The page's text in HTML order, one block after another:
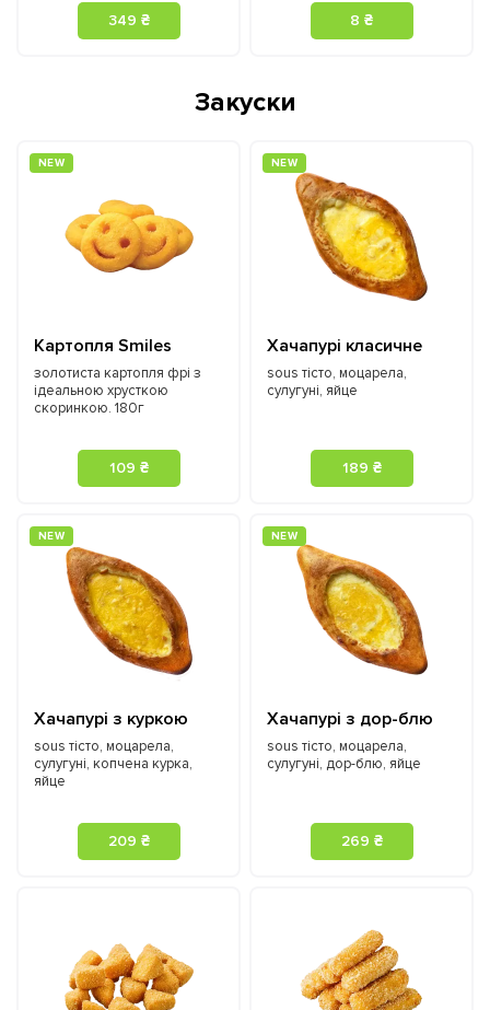
349 ₴ 8 ₴
Закуски
NEW
Картопля Smiles
золотиста картопля фрі з
ідеальною хрусткою
скоринкою. 180г
109 ₴
NEW
Хачапурі класичне
sous тісто, моцарела,
сулугуні, яйце
189 ₴
NEW
Хачапурі з куркою
sous тісто, моцарела,
сулугуні, копчена курка,
яйце
209 ₴
NEW
Хачапурі з дор-блю
sous тісто, моцарела,
сулугуні, дор-блю, яйце
269 ₴